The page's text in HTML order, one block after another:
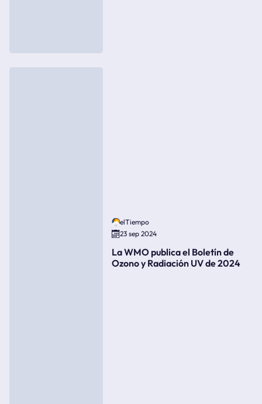
elTiempo
23 sep 2024
La WMO publica el Boletín de
Ozono y Radiación UV de 2024